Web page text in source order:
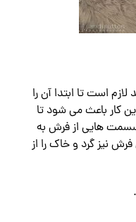
است تا ابتدا آن را
کار باعث می شود تا
هایی از فرش به
نیز گرد و خاک را از